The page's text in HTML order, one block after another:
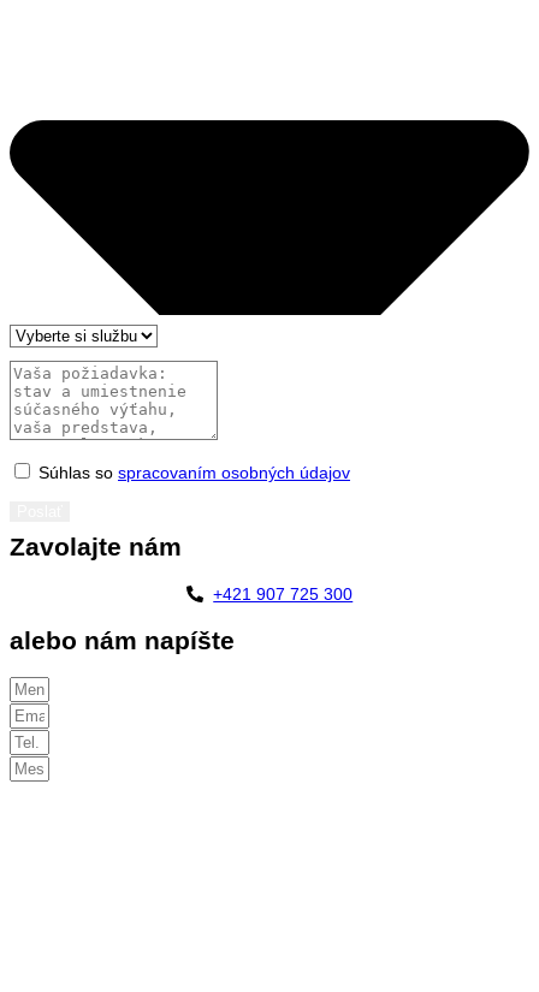
Súhlas so spracovaním osobných údajov
Zavolajte nám
+421 907 725 300
alebo nám napíšte